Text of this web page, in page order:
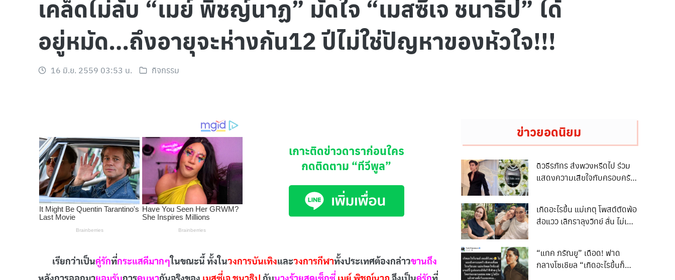
เคล็ดไม่ลับ “เมย์ พิชญ์นาฏ” มัดใจ “เมสซี่เจ ชนาธิป” ได้
อยู่หมัด…ถึงอายุจะห่างกัน12 ปีไม่ใช่ปัญหาของหัวใจ!!!
16 มิ.ย. 2559 03:53 น. กิจกรรม
เกาะติดข่าวดาราก่อนใคร
กดติดตาม “ทีวีพูล”
เรียกว่าเป็นคู่รักที่กระแสดีมากๆในขณะนี้ ทั้งในวงการบันเทิงและวงการกีฬาทั้งประเทศต้องกล่าวขานถึง
ข่าวยอดนิยม
ดิวธีรภัทร ส่งพวงหรีดไป ร่วม
แสดงความเสียใจกับครอบครัว
พวงหรีดเปลี่ยนเป็นอย่างอื่น
เทอไม่มีประโยชน์ จนเกิดดราม่า
เบาๆ
เกิดอะไรขึ้น แม่เกตุ โพสต์ตัดพ้อ
ส่อแวว เลิกราลุงวิทย์ ลั่น ไม่เคย
“แทค ภรัณยู” เดือด! ฟาด
กลางโซเชียล “เกิดอะไรขึ้นก็